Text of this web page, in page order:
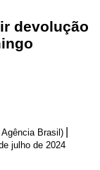
devolução
Brasil)
julho de 2024